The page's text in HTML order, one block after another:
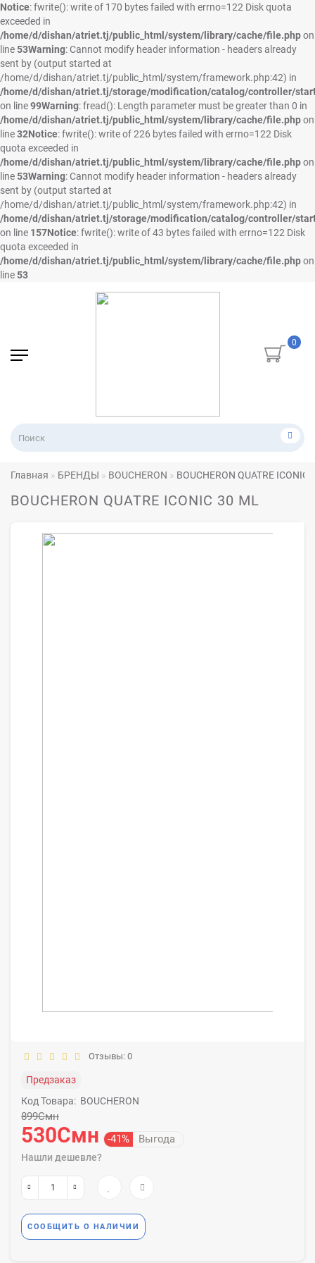
Notice: fwrite(): write of 170 bytes failed with errno=122 Disk quota
exceeded in
/home/d/dishan/atriet.tj/public_html/system/library/cache/file.phpon
line53Warning: Cannot modify header information - headers already
sent by (output started at
/home/d/dishan/atriet.tj/public_html/system/framework.php:42) in
/home/d/dishan/atriet.tj/storage/modification/catalog/controller/
on line99Warning: fread(): Length parameter must be greater than 0 in
/home/d/dishan/atriet.tj/public_html/system/library/cache/file.phpon
line32Notice: fwrite(): write of 226 bytes failed with errno=122 Disk
quota exceeded in
/home/d/dishan/atriet.tj/public_html/system/library/cache/file.phpon
line53Warning: Cannot modify header information - headers already
sent by (output started at
/home/d/dishan/atriet.tj/public_html/system/framework.php:42) in
/home/d/dishan/atriet.tj/storage/modification/catalog/controller/
on line 157Notice: fwrite(): write of 43 bytes failed with errno=122 Disk
quota exceeded in
/home/d/dishan/atriet.tj/public_html/system/library/cache/file.phpon
line53
0
Главная БРЕНДЫ BOUCHERON BOUCHERON QUATRE ICONIC
BOUCHERON QUATRE ICONIC 30 ML
Отзывы: 0
Предзаказ
Код Товара: BOUCHERON
899Смн
530Смн -41% Выгода
Нашли дешевле?
СООБЩИТЬ О НАЛИЧИИ